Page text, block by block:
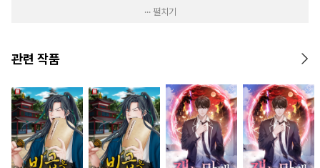
··· 펼치기
관련 작품